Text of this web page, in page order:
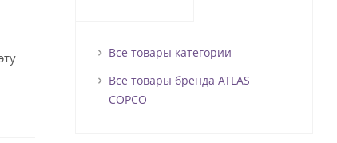
Все товары категории
Все товары бренда ATLAS
COPCO